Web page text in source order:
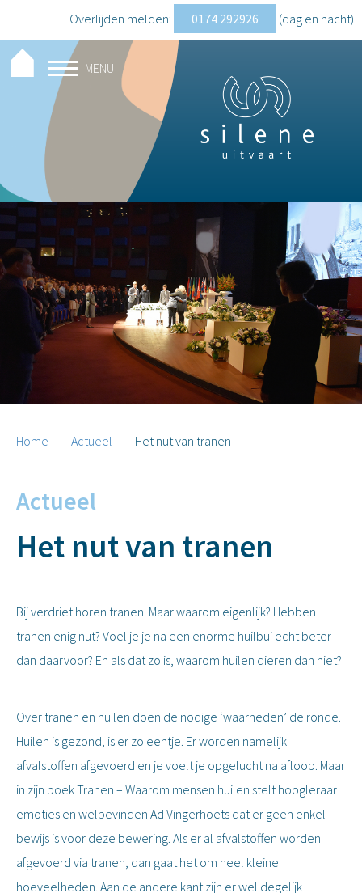
Overlijden melden: 0174 292926 (dag en nacht)
MENU
Home - Actueel - Het nut van tranen
Actueel
Het nut van tranen
Bij verdriet horen tranen. Maar waarom eigenlijk? Hebben
tranen enig nut? Voel je je na een enorme huilbui echt beter
dan daarvoor? En als dat zo is, waarom huilen dieren dan niet?
Over tranen en huilen doen de nodige ‘waarheden’ de ronde.
Huilen is gezond, is er zo eentje. Er worden namelijk
afvalstoffen afgevoerd en je voelt je opgelucht na afloop. Maar
in zijn boek Tranen – Waarom mensen huilen stelt hoogleraar
emoties en welbevinden Ad Vingerhoets dat er geen enkel
bewijs is voor deze bewering. Als er al afvalstoffen worden
afgevoerd via tranen, dan gaat het om heel kleine
hoeveelheden. Aan de andere kant zijn er wel degelijk